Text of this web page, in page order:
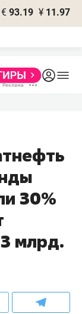
€ 93.19 ¥ 11.97
30%
млрд.